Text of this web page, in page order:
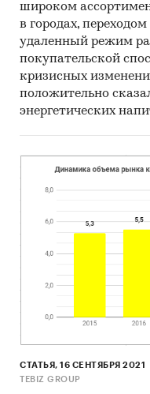
широком
в городах,
удаленный режим
покупательской
кризисных
положительно
энергетических
СТАТЬЯ, 16 СЕНТЯБРЯ 2021
TEBIZ GROUP